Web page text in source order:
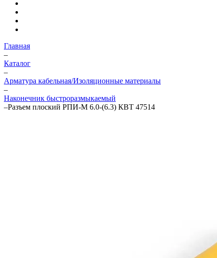
Главная
–
Каталог
–
Арматура кабельная/Изоляционные материалы
–
Наконечник быстроразмыкаемый
–Разъем плоский РПИ-М 6.0-(6.3) КВТ 47514